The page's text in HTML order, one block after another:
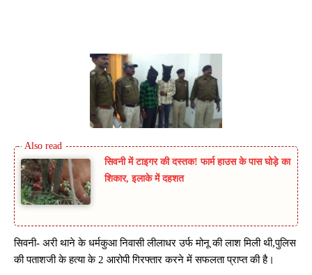
सिवनी में टाइगर की दस्तक! फार्म हाउस के पास घोड़े का
शिकार, इलाके में दहशत
सिवनी- अरी थाने के धर्मकुआ निवासी लीलाधर उर्फ मोनू की लाश मिली थी,पुलिस
की पताशजी के हत्या के 2 आरोपी गिरफ्तार करने में सफलता प्राप्त की है।